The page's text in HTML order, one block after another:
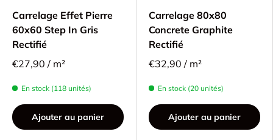
Carrelage Effet Pierre
60x60 Step In Gris
Rectifié
€27,90 / m²
En stock (118 unités)
Ajouter au panier
Carrelage 80x80
Concrete Graphite
Rectifié
€32,90 / m²
En stock (20 unités)
Ajouter au panier